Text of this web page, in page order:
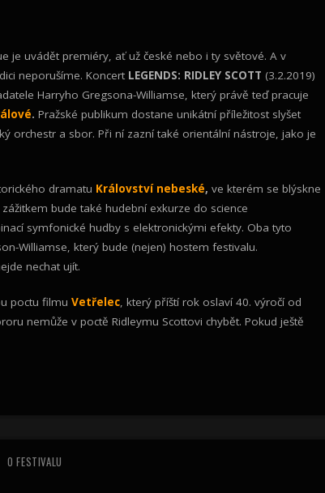
je uvádět premiéry, ať už české nebo i ty světové. A v
neporušíme. Koncert LEGENDS: RIDLEY SCOTT (3.2.2019)
Harryho Gregsona-Williamse, který právě teď pracuje
. Pražské publikum dostane unikátní příležitost slyšet
orchestr a sbor. Při ní zazní také orientální nástroje, jako je
dramatu Království nebeské, ve kterém se blýskne
bude také hudební exkurze do science
symfonické hudby s elektronickými efekty. Oba tyto
Williamse, který bude (nejen) hostem festivalu.
nechat ujít.
poctu filmu Vetřelec, který příští rok oslaví 40. výročí od
nemůže v poctě Ridleymu Scottovi chybět. Pokud ještě
O FESTIVALU